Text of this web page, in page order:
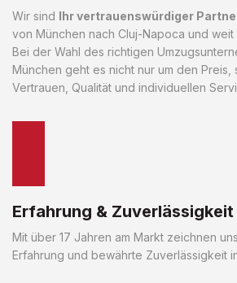
Wir sind Ihr vertrauenswürdiger
von München nach Cluj-Napoca und weit
Bei der Wahl des richtigen
München geht es nicht nur um den Preis,
Vertrauen, Qualität und individuellen
Erfahrung & Zuverlässigkeit
Mit über 17 Jahren am Markt zeichnen
Erfahrung und bewährte Zuverlässigkeit